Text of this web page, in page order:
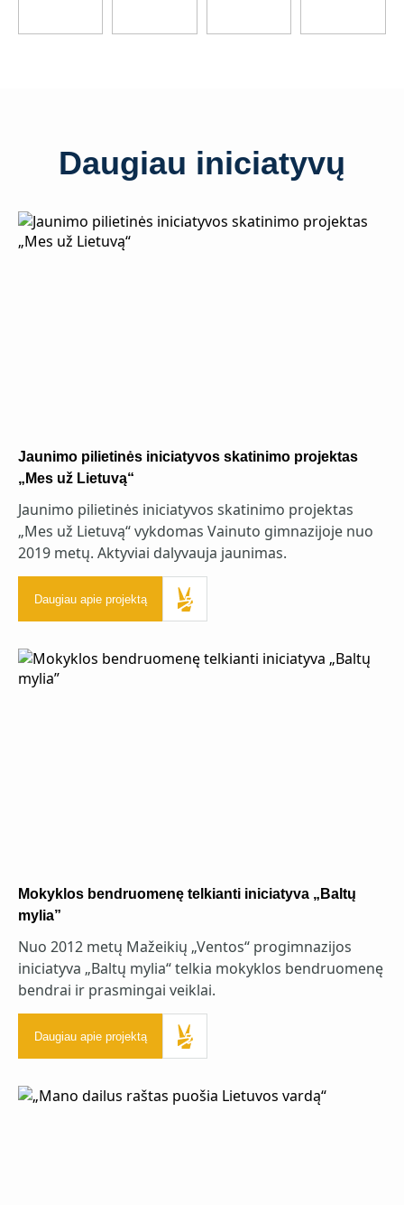
Daugiau iniciatyvų
Jaunimo pilietinės iniciatyvos skatinimo projektas
„Mes už Lietuvą“
Jaunimo pilietinės iniciatyvos skatinimo projektas
„Mes už Lietuvą“ vykdomas Vainuto gimnazijoje nuo
2019 metų. Aktyviai dalyvauja jaunimas.
Daugiau apie projektą
Mokyklos bendruomenę telkianti iniciatyva „Baltų
mylia”
Nuo 2012 metų Mažeikių „Ventos“ progimnazijos
iniciatyva „Baltų mylia“ telkia mokyklos bendruomenę
bendrai ir prasmingai veiklai.
Daugiau apie projektą